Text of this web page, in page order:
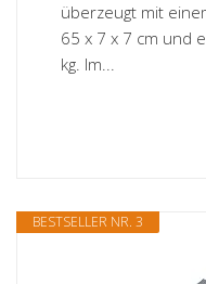
überzeugt mit
65 x 7 x 7 cm und
kg. Im...
BESTSELLER NR. 3